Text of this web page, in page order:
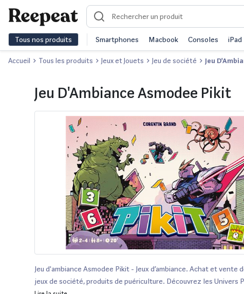
Tous nos produits Smartphones Macbook Consoles iPad
Accueil Tous les produits Jeux et Jouets Jeu de société Jeu
Jeu D'Ambiance Asmodee Pikit
Jeu d'ambiance Asmodee Pikit - Jeux d’ambiance. Achat et vente
jeux de société, produits de puériculture. Découvrez les Univers